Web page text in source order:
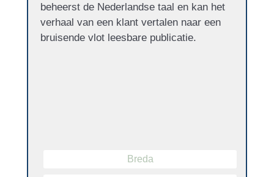
beheerst de Nederlandse taal en kan het
verhaal van een klant vertalen naar een
bruisende vlot leesbare publicatie.
Breda